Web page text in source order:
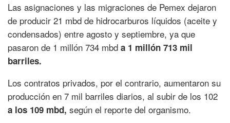
Las asignaciones y las migraciones de Pemex dejaron
de producir 21 mbd de hidrocarburos líquidos (aceite y
condensados) entre agosto y septiembre, ya que
pasaron de 1 millón 734 mbd a 1 millón 713 mil
barriles.
Los contratos privados, por el contrario, aumentaron su
producción en 7 mil barriles diarios, al subir de los 102
a los 109 mbd, según el reporte del organismo.